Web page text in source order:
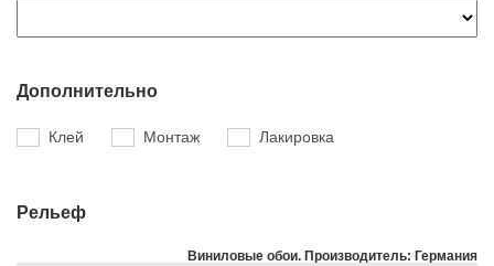
Дополнительно
Клей Монтаж Лакировка
Рельеф
Виниловые обои. Производитель: Германия